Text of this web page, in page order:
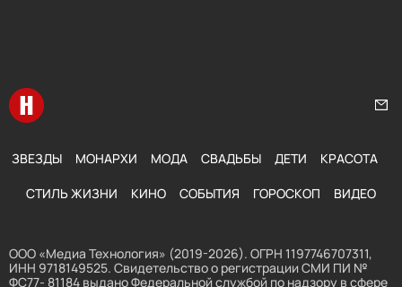
Перейти на главную
ЗВЕЗДЫ МОНАРХИ МОДА СВАДЬБЫ ДЕТИ КРАСОТА
СТИЛЬ ЖИЗНИ КИНО СОБЫТИЯ ГОРОСКОП ВИДЕО
ООО «Медиа Технология» (2019-2026). ОГРН 1197746707311,
ИНН 9718149525. Свидетельство о регистрации СМИ ПИ №
ФС77- 81184 выдано Федеральной службой по надзору в сфере